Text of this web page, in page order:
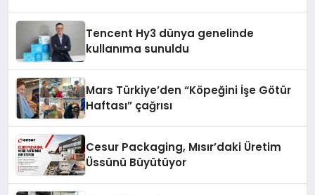
Tencent Hy3 dünya genelinde
kullanıma sunuldu
Mars Türkiye’den “Köpeğini İşe Götür
Haftası” çağrısı
Cesur Packaging, Mısır’daki Üretim
Üssünü Büyütüyor